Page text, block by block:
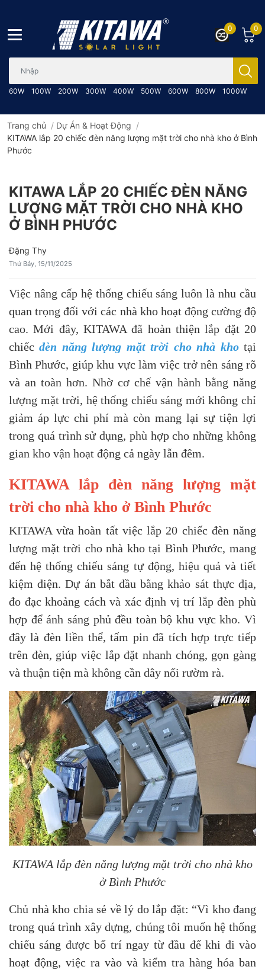
60W 100W 200W 300W 400W 500W 600W 800W 1000W
0
0
Trang chủ / Dự Án & Hoạt Động /
KITAWA lắp 20 chiếc đèn năng lượng mặt trời cho nhà kho ở Bình
Phước
KITAWA LẮP 20 CHIẾC ĐÈN NĂNG
LƯỢNG MẶT TRỜI CHO NHÀ KHO
Ở BÌNH PHƯỚC
Đặng Thy
Thứ Bảy, 15/11/2025
Việc nâng cấp hệ thống chiếu sáng luôn là nhu cầu
quan trọng đối với các nhà kho hoạt động cường độ
cao. Mới đây, KITAWA đã hoàn thiện lắp đặt 20
chiếcđèn năng lượng mặt trời cho nhà khotại
Bình Phước, giúp khu vực làm việc trở nên sáng rõ
và an toàn hơn. Nhờ cơ chế vận hành bằng năng
lượng mặt trời, hệ thống chiếu sáng mới không chỉ
giảm áp lực chi phí mà còn mang lại sự tiện lợi
trong quá trình sử dụng, phù hợp cho những không
gian kho vận hoạt động cả ngày lẫn đêm.
KITAWA lắp đèn năng lượng mặt
trời cho nhà kho ở Bình Phước
KITAWA vừa hoàn tất việc lắp 20 chiếc đèn năng
lượng mặt trời cho nhà kho tại Bình Phước, mang
đến hệ thống chiếu sáng tự động, hiệu quả và tiết
kiệm điện.Dự án bắt đầu bằng khảo sát thực địa,
đo đạc khoảng cách và xác định vị trí lắp đèn phù
hợp để ánh sáng phủ đều toàn bộ khu vực kho. Vì
đây là đèn liền thể, tấm pin đã tích hợp trực tiếp
trên đèn, giúp việc lắp đặt nhanh chóng, gọn gàng
và thuận tiện mà không cần dây nối rườm rà.
KITAWA lắp đèn năng lượng mặt trời cho nhà kho
ở Bình Phước
Chủ nhà kho chia sẻ về lý do lắp đặt: “Vì kho đang
trong quá trình xây dựng, chúng tôi muốn hệ thống
chiếu sáng được bố trí ngay từ đầu để khi đi vào
hoạt động, việc ra vào và kiểm tra hàng hóa ban